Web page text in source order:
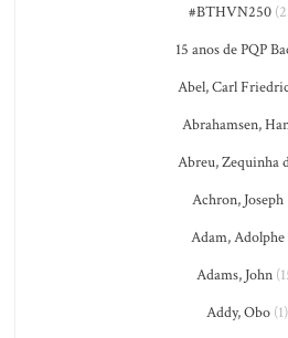
#BTHVN250
15 anos de PQP
Abel, Carl
Abrahamsen,
Abreu, Zequinha
Achron, Joseph
Adam, Adolphe
Adams, John
Addy, Obo (1)